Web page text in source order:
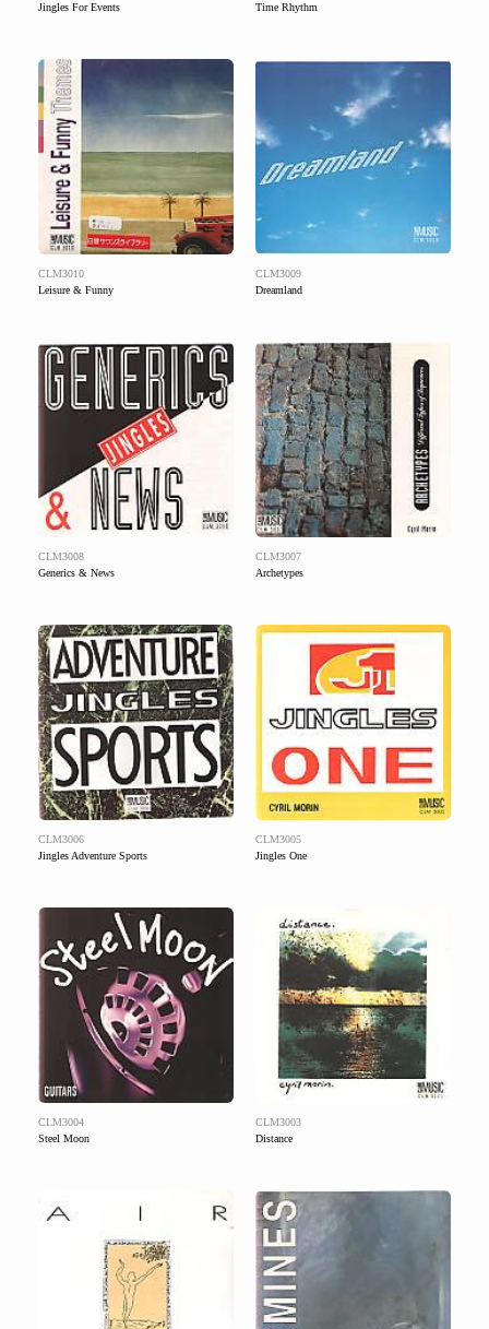
Jingles For Events
Time Rhythm
CLM3010
Leisure & Funny
CLM3009
Dreamland
CLM3008
Generics & News
CLM3007
Archetypes
CLM3006
Jingles Adventure Sports
CLM3005
Jingles One
CLM3004
Steel Moon
CLM3003
Distance